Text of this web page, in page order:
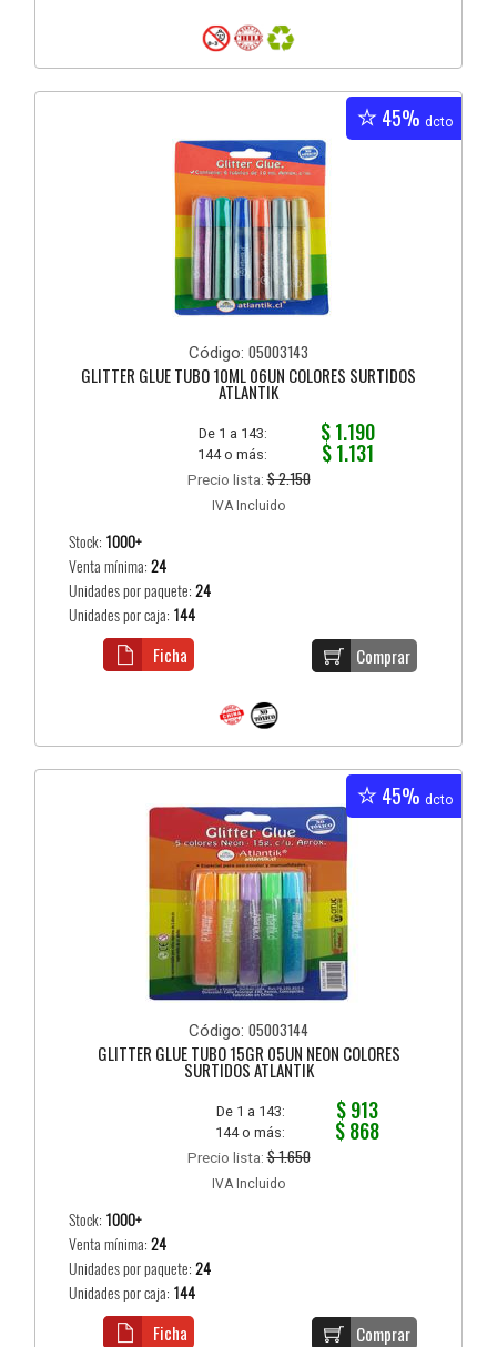
45% dcto
Código: 05003143
GLITTER GLUE TUBO 10ML 06UN COLORES SURTIDOS
ATLANTIK
De 1 a 143: $ 1.190
144 o más: $ 1.131
Precio lista:$ 2.150
IVA Incluido
Stock: 1000+
Venta mínima:24
Unidades por paquete:24
Unidades por caja: 144
Comprar
Ficha
45% dcto
Código: 05003144
GLITTER GLUE TUBO 15GR 05UN NEON COLORES
SURTIDOS ATLANTIK
De 1 a 143: $ 913
144 o más: $ 868
Precio lista:$ 1.650
IVA Incluido
Stock: 1000+
Venta mínima:24
Unidades por paquete:24
Unidades por caja: 144
Comprar
Ficha